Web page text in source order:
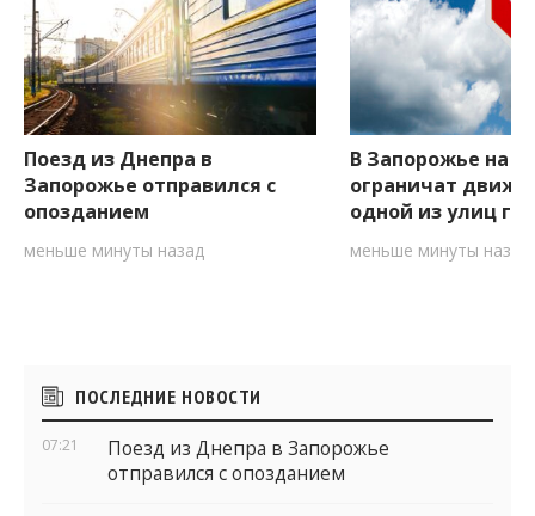
Поезд из Днепра в
Запорожье отправился с
опозданием
меньше минуты назад
В Запорожье на
ограничат
одной из улиц
меньше минуты назад
Боковые
виджеты
ПОСЛЕДНИЕ НОВОСТИ
07:21
Поезд из Днепра в Запорожье
отправился с опозданием